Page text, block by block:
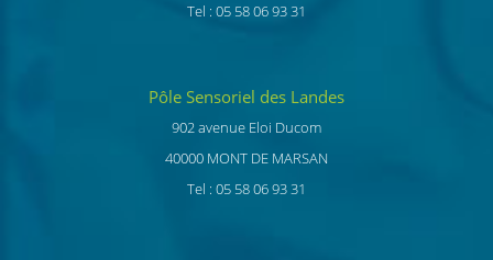
Tel : 05 58 06 93 31
Pôle Sensoriel des Landes
902 avenue Eloi Ducom
40000 MONT DE MARSAN
Tel : 05 58 06 93 31